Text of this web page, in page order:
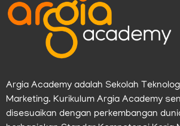
Argia Academy adalah Sekolah
Marketing. Kurikulum Argia Academy
disesuaikan dengan perkembangan